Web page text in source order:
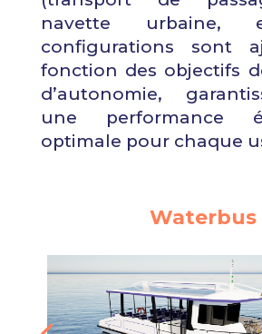
navette urbaine,
configurations sont
fonction des objectifs
d’autonomie,
une performance
optimale pour chaque
Waterbus